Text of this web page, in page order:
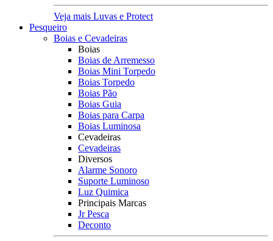
Veja mais Luvas e Protect
Pesqueiro
Boias e Cevadeiras
Boias
Boias de Arremesso
Boias Mini Torpedo
Boias Torpedo
Boias Pão
Boias Guia
Boias para Carpa
Boias Luminosa
Cevadeiras
Cevadeiras
Diversos
Alarme Sonoro
Suporte Luminoso
Luz Quimica
Principais Marcas
Jr Pesca
Deconto